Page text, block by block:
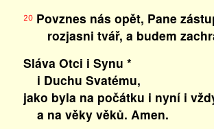
20Povznes nás opět, Pane
rozjasni tvář, a budem
Sláva Otci i Synu *
i Duchu Svatému,
jako byla na počátku i nyní i
a na věky věků. Amen.